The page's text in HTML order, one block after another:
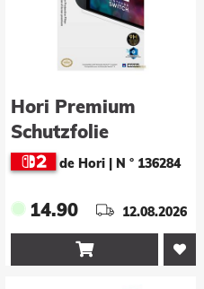
Hori Premium
Schutzfolie
Nintendo Switch 2
de Hori N ° 136284
14.90 12.08.2026
